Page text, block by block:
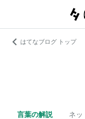
はてなブログ トップ
言葉の解説 ネッ